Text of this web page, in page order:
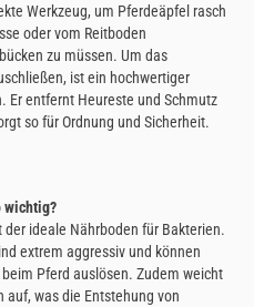
Werkzeug, um Pferdeäpfel rasch
oder vom Reitboden
zu müssen. Um das
ist ein hochwertiger
Er entfernt Heureste und Schmutz
so für Ordnung und Sicherheit.
wichtig?
ideale Nährboden für Bakterien.
extrem aggressiv und können
Pferd auslösen. Zudem weicht
was die Entstehung von